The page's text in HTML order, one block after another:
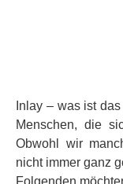
Inlay – was ist
Menschen, die
Obwohl wir
nicht immer ganz
Folgenden